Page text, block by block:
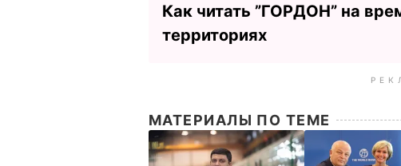
Как читать ”ГОРДОН” на
территориях
МАТЕРИАЛЫ ПО ТЕМЕ